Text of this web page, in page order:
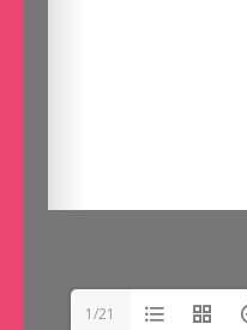
1/21